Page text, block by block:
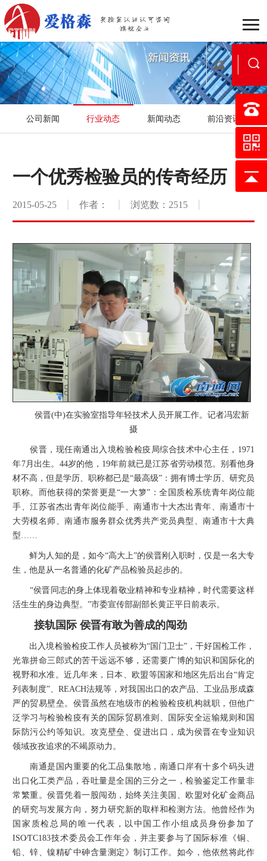
企业介绍 组织架构
医学实
认可流程 合作流程
行业案例
小爱讲坛 在线考核
认可规则 认可指南
公司新闻 行业动态 新闻动态 前沿资讯
一个优秀检验员的传奇经历
2015-05-25 作者： 浏览数：2515
侯晋(中)在实验室指导年轻技术人员开展工作。记者冯宏新
摄
侯晋，现任南通出入境检验检疫局综合技术中心主任，1971
年7月出生。44岁的他，19年前就已是江苏省劳动模范。别看他身
材不高，但是学历、职称都已是“最高级”：拥有博士学历、研究员
职称。而他获得的荣誉更是“一大箩”：全国质检系统青年岗位能
手、江苏省杰出青年岗位能手、南通市十大杰出青年、南通市十
大劳模名师、南通市服务群众优秀共产党员典型、南通市十大典
型……
鲜为人知的是，如今“高大上”的侯晋刚入职时，仅是一名大专
生，他是从一名普通的化矿产品检验员起步的。
“侯晋同志的身上体现着敬业精神和专业精神，时代需要这样
活生生的身边典型。”市委宣传部副部长黄正平日前表示。
接轨国际 侯晋有敢为善成的闯劲
出入境检验检疫工作人员被称为“国门卫士”，干好国检工作，
光靠拼命三郎式的苦干远远不够，还需要广博的知识和国际化的
视野和水准。近几年来，日本、欧盟等国家和地区先后出台“肯定
列表制度”、REACH法规等，对我国出口的农产品、工业品形成森
严的贸易壁垒。侯晋虽然在地级市的检验检疫机构就职，但他广
泛学习与检验检疫有关的国际贸易准则、国际安全运输规则和国
际防污公约等知识。攻克壁垒、促进出口，成为侯晋在专业知识
领域孜孜追求的不竭原动力。
南通是国内重要的化工品集散地，南通口岸有十多个码头进
出口化工类产品，吞吐量是全国的三分之一，检验鉴定工作量非
常繁重。侯晋凭着一股闯劲，始终关注美国、欧盟对化矿金商品
的研究与发展方向，努力研究新的取样和检测方法。他曾经作为
国家质检总局的唯一代表，以中国工作小组成员身份参加了
ISO∕TC183技术委员会工作年会，并主要参与了国际标准《铜、
铅、锌、镍精矿中砷含量测定》制订工作。如今，他依然将此作